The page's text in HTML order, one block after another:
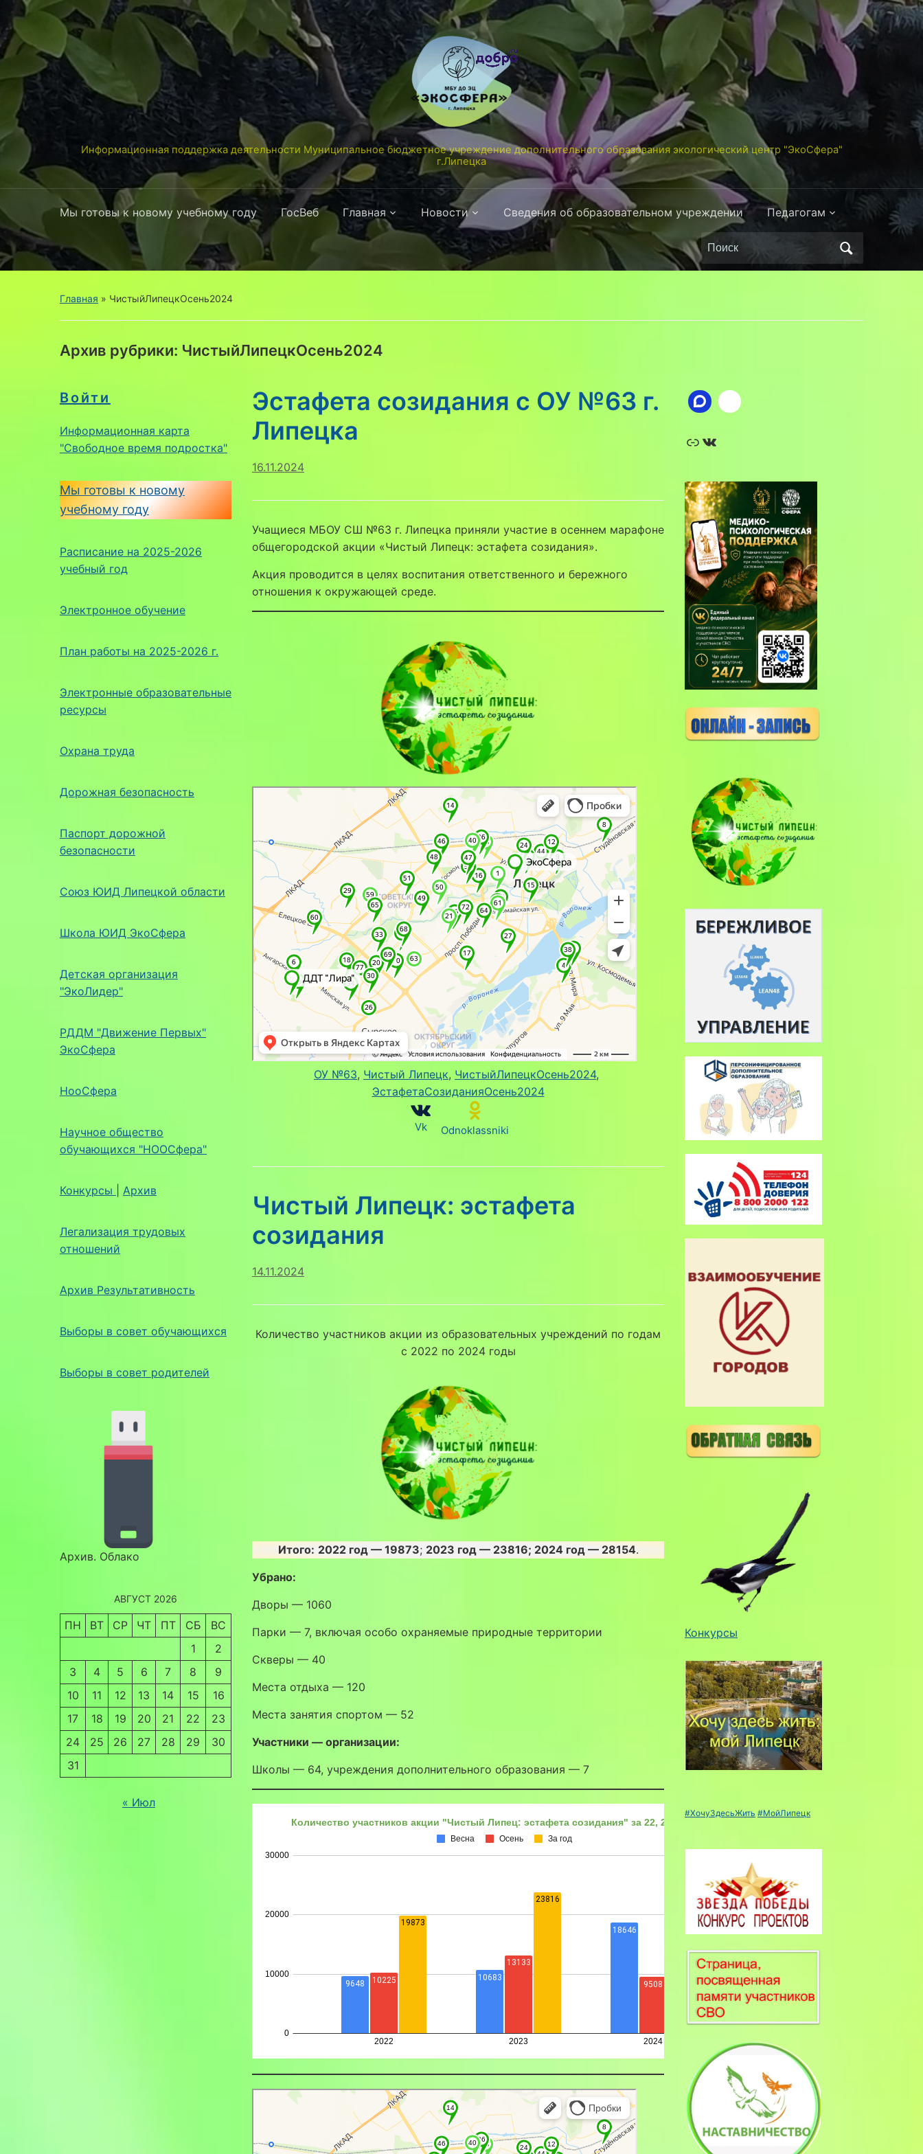
Информационная поддержка деятельности Муниципальное бюджетное учреждение дополнительного образования экологический центр "ЭкоСфера"
г.Липецка
Мы готовы к новому учебному году ГосВеб Главная Новости Сведения об образовательном учреждении Педагогам
Поиск
по:
Главная » ЧистыйЛипецкОсень2024
Архив рубрики: ЧистыйЛипецкОсень2024
Войти
Информационная карта
"Свободное время подростка"
Мы готовы к новому
учебному году
Расписание на 2025-2026
учебный год
Электронное обучение
План работы на 2025-2026 г.
Электронные образовательные
ресурсы
Охрана труда
Дорожная безопасность
Паспорт дорожной
безопасности
Союз ЮИД Липецкой области
Школа ЮИД ЭкоСфера
Детская организация
"ЭкоЛидер"
РДДМ "Движение Первых"
ЭкоСфера
НооСфера
Научное общество
обучающихся "НООСфера"
Конкурсы Архив
Легализация трудовых
отношений
Архив Результативность
Выборы в совет обучающихся
Выборы в совет родителей
Архив. Облако
АВГУСТ 2026
ПН ВТ СР ЧТ ПТ СБ
ВС
1
2
3
4 5 6 7 8
9
10
11 12 13 14 15
16
17
18 19 20 21 22
23
24
25 26 27 28 29
30
31
« Июл
Эстафета созидания с ОУ №63 г.
Липецка
16.11.2024
Учащиеся МБОУ СШ №63 г. Липецка приняли участие в осеннем марафоне
общегородской акции «Чистый Липецк: эстафета созидания».
Акция проводится в целях воспитания ответственного и бережного
отношения к окружающей среде.
Яндекс Карты — транспорт, навигация, поиск мест
ОУ №63, Чистый Липецк, ЧистыйЛипецкОсень2024
ЭстафетаСозиданияОсень2024
Vk Odnoklassniki
Чистый Липецк: эстафета
созидания
14.11.2024
Количество участников акции из образовательных учреждений по годам
с 2022 по 2024 годы
Итого: 2022 год — 19873; 2023 год — 23816; 2024 год — 28154.
Убрано:
Дворы — 1060
Парки — 7, включая особо охраняемые природные территории
Скверы — 40
Места отдыха — 120
Места занятия спортом — 52
Участники — организации:
Школы — 64, учреждения дополнительного образования — 7
Яндекс Карты — транспорт, навигация, поиск мест
Ссылка
Конкурсы
#ХочуЗдесьЖить #МойЛипецк